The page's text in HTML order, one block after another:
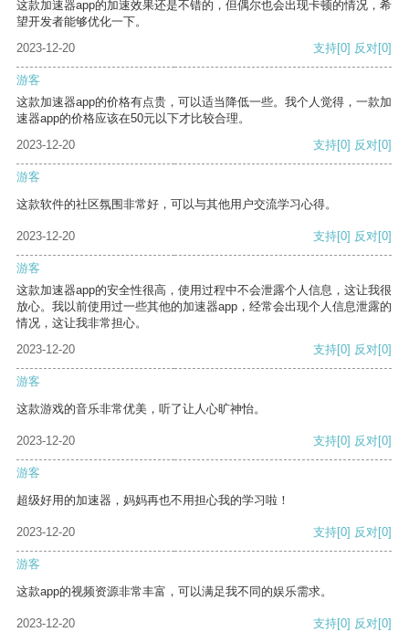
这款加速器app的加速效果还是不错的，但偶尔也会出现卡顿的情况，希
望开发者能够优化一下。
2023-12-20
支持[0] 反对[0]
游客
这款加速器app的价格有点贵，可以适当降低一些。我个人觉得，一款加
速器app的价格应该在50元以下才比较合理。
2023-12-20
支持[0] 反对[0]
游客
这款软件的社区氛围非常好，可以与其他用户交流学习心得。
2023-12-20 支持[0] 反对[0]
游客
这款加速器app的安全性很高，使用过程中不会泄露个人信息，这让我很
放心。我以前使用过一些其他的加速器app，经常会出现个人信息泄露的
情况，这让我非常担心。
2023-12-20
支持[0] 反对[0]
游客
这款游戏的音乐非常优美，听了让人心旷神怡。
2023-12-20 支持[0] 反对[0]
游客
超级好用的加速器，妈妈再也不用担心我的学习啦！
2023-12-20 支持[0] 反对[0]
游客
这款app的视频资源非常丰富，可以满足我不同的娱乐需求。
2023-12-20 支持[0] 反对[0]